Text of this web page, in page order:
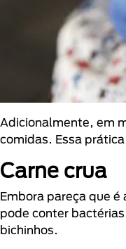
Adicionalmente, em
comidas. Essa
Carne crua
Embora pareça que
pode conter
bichinhos.